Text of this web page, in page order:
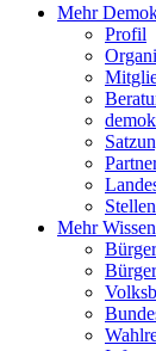
Mehr
Profil
Mehr Wissen